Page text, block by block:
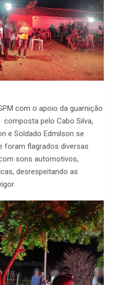
com o apoio da guarnição
composta pelo Cabo Silva,
e Soldado Edmilson se
foram flagrados diversas
sons automotivos,
desrespeitando as